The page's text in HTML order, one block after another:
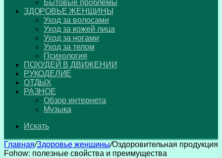
Бытовые проблемы
ЗДОРОВЬЕ ЖЕНЩИНЫ
Уход за волосами
Уход за кожей лица
Уход за ногами
Уход за телом
Психология
ПОХУДЕЙ В ДВИЖЕНИИ
РУКОДЕЛИЕ
ОТДЫХ
РАЗНОЕ
Обзор интернета
Музыка
Искать
Главная/Здоровье женщины/Оздоровительная продукция
Fohow: полезные свойства и преимущества